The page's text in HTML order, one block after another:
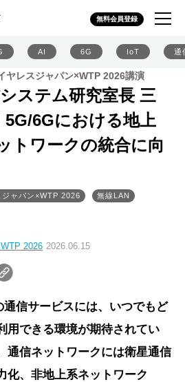
無料会員登録
AI 6G IoT 通
ヤレスジャパン×WTP 2026講演
ステム研究室長 三
6Gにおける地上
トワークの統合に向
ジャパン×WTP 2026
無線LAN
2026 2026.06.15
信サービスには、いつでもど
用できる環境が期待されてい
通信ネットワークには衛星通信
化、非地上系ネットワーク